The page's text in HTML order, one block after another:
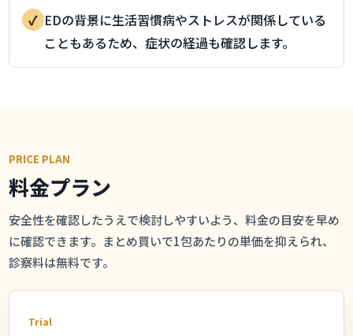
✓ EDの背景に生活習慣病やストレスが関係している
こともあるため、症状の経過も確認します。
PRICE PLAN
料金プラン
安全性を確認したうえで検討しやすいよう、料金の目安を早め
に確認できます。まとめ買いで1包あたりの単価を抑えられ、
診察料は無料です。
Trial